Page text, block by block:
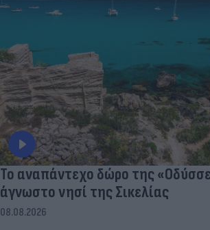
To αναπάντεχο δώρο της
άγνωστο νησί της Σικελίας
08.08.2026